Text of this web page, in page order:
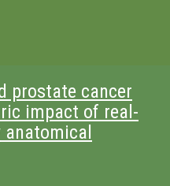
prostate cancer
impact of real-